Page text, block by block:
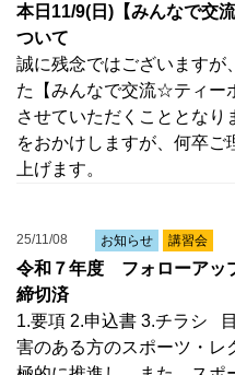
本日11/9(日)【みんなで交
ついて
誠に残念ではございますが
た【みんなで交流☆ティー
させていただくこととな
をおかけしますが、何卒ご
上げます。
25/11/08 お知らせ 講習会
令和７年度 フォローアッ
締切済
1.要項 2.申込書 3.チラシ
害のある方のスポーツ・レ